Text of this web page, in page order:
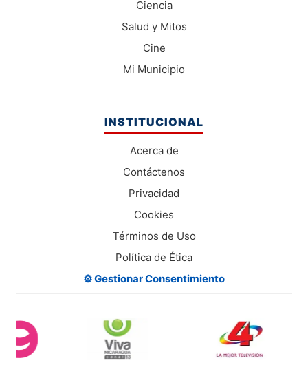
Ciencia
Salud y Mitos
Cine
Mi Municipio
INSTITUCIONAL
Acerca de
Contáctenos
Privacidad
Cookies
Términos de Uso
Política de Ética
⚙️ Gestionar Consentimiento